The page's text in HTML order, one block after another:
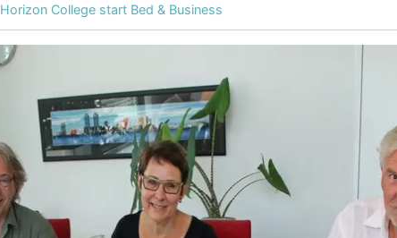
Horizon College start Bed & Business